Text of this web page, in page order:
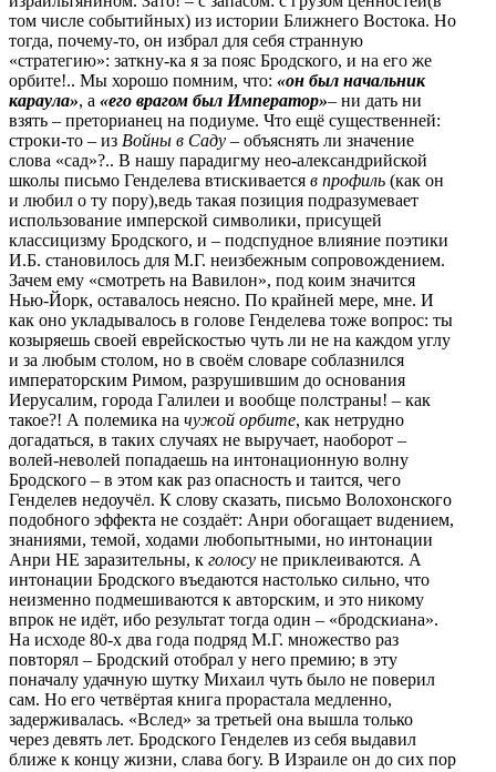
том числе событийных) из истории Ближнего Востока. Но
тогда, почему-то, он избрал для себя странную
«стратегию»: заткну-ка я за пояс Бродского, и на его же
орбите!.. Мы хорошо помним, что: «он был начальник
караула», а «его врагом был Император»– ни дать ни
взять – преторианец на подиуме. Что ещё существенней:
строки-то – из Войны в Саду – объяснять ли значение
слова «сад»?.. В нашу парадигму нео-александрийской
школы письмо Генделева втискивается в профиль (как он
и любил о ту пору),ведь такая позиция подразумевает
использование имперской символики, присущей
классицизму Бродского, и – подспудное влияние поэтики
И.Б. становилось для М.Г. неизбежным сопровождением.
Зачем ему «смотреть на Вавилон», под коим значится
Нью-Йорк, оставалось неясно. По крайней мере, мне. И
как оно укладывалось в голове Генделева тоже вопрос: ты
козыряешь своей еврейскостью чуть ли не на каждом углу
и за любым столом, но в своём словаре соблазнился
императорским Римом, разрушившим до основания
Иерусалим, города Галилеи и вообще полстраны! – как
такое?! А полемика на чужой орбите, как нетрудно
догадаться, в таких случаях не выручает, наоборот –
волей-неволей попадаешь на интонационную волну
Бродского – в этом как раз опасность и таится, чего
Генделев недоучёл. К слову сказать, письмо Волохонского
подобного эффекта не создаёт: Анри обогащает видением,
знаниями, темой, ходами любопытными, но интонации
Анри НЕ заразительны, к голосу не приклеиваются. А
интонации Бродского въедаются настолько сильно, что
неизменно подмешиваются к авторским, и это никому
впрок не идёт, ибо результат тогда один – «бродскиана».
На исходе 80-х два года подряд М.Г. множество раз
повторял – Бродский отобрал у него премию; в эту
поначалу удачную шутку Михаил чуть было не поверил
сам. Но его четвёртая книга прорастала медленно,
задерживалась. «Вслед» за третьей она вышла только
через девять лет. Бродского Генделев из себя выдавил
ближе к концу жизни, слава богу. В Израиле он до сих пор